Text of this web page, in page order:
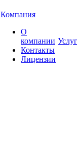
Компания
О
компании
Контакты
Лицензии